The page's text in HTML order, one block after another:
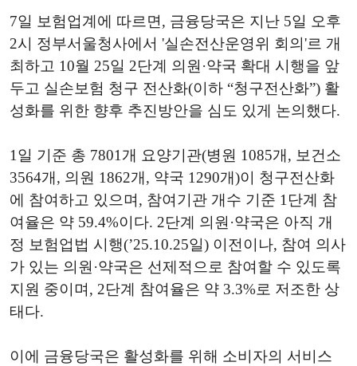
7일 보험업계에 따르면, 금융당국은 지난 5일 오후
2시 정부서울청사에서 '실손전산운영위 회의'르 개
최하고 10월 25일 2단계 의원·약국 확대 시행을 앞
두고 실손보험 청구 전산화(이하 “청구전산화”) 활
성화를 위한 향후 추진방안을 심도 있게 논의했다.
1일 기준 총 7801개 요양기관(병원 1085개, 보건소
3564개, 의원 1862개, 약국 1290개)이 청구전산화
에 참여하고 있으며, 참여기관 개수 기준 1단계 참
여율은 약 59.4%이다. 2단계 의원·약국은 아직 개
정 보험업법 시행(’25.10.25일) 이전이나, 참여 의사
가 있는 의원·약국은 선제적으로 참여할 수 있도록
지원 중이며, 2단계 참여율은 약 3.3%로 저조한 상
태다.
이에 금융당국은 활성화를 위해 소비자의 서비스